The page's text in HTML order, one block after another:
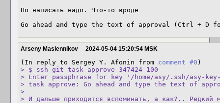
Но написать надо. Что-то вроде
Go ahead and type the text of approval (Ctrl + D
Arseny Maslennikov 2024-05-04 15:20:54 MSK
(In reply to Sergey Y. Afonin from comment #0
> $ ssh git task approve 347424 100
> Enter passphrase for key '/home/asy/.ssh/asy-
> task approve: Go ahead and type the text of
>
> И дальше приходится вспоминать, а как?.. Редкий